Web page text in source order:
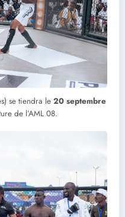
se tiendra le 20 septembre
de l’AML 08.